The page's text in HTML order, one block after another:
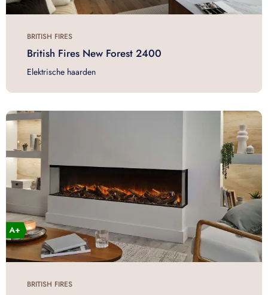
BRITISH FIRES
British Fires New Forest 2400
Elektrische haarden
BRITISH FIRES